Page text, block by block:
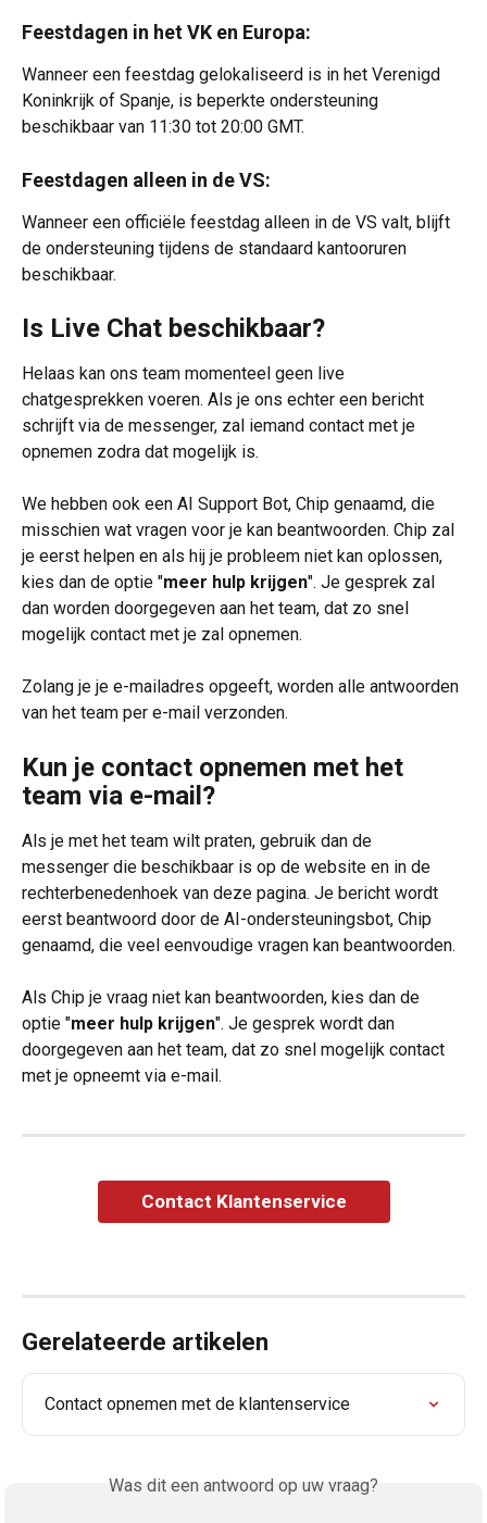
Feestdagen in het VK en Europa:
Wanneer een feestdag gelokaliseerd is in het Verenigd
Koninkrijk of Spanje, is beperkte ondersteuning
beschikbaar van 11:30 tot 20:00 GMT.
Feestdagen alleen in de VS:
Wanneer een officiële feestdag alleen in de VS valt, blijft
de ondersteuning tijdens de standaard kantooruren
beschikbaar.
Is Live Chat beschikbaar?
Helaas kan ons team momenteel geen live
chatgesprekken voeren. Als je ons echter een bericht
schrijft via de messenger, zal iemand contact met je
opnemen zodra dat mogelijk is.
We hebben ook een AI Support Bot, Chip genaamd, die
misschien wat vragen voor je kan beantwoorden. Chip zal
je eerst helpen en als hij je probleem niet kan oplossen,
kies dan de optie "meer hulp krijgen". Je gesprek zal
dan worden doorgegeven aan het team, dat zo snel
mogelijk contact met je zal opnemen.
Zolang je je e-mailadres opgeeft, worden alle antwoorden
van het team per e-mail verzonden.
Kun je contact opnemen met het
team via e-mail?
Als je met het team wilt praten, gebruik dan de
messenger die beschikbaar is op de website en in de
rechterbenedenhoek van deze pagina. Je bericht wordt
eerst beantwoord door de AI-ondersteuningsbot, Chip
genaamd, die veel eenvoudige vragen kan beantwoorden.
Als Chip je vraag niet kan beantwoorden, kies dan de
optie "meer hulp krijgen". Je gesprek wordt dan
doorgegeven aan het team, dat zo snel mogelijk contact
met je opneemt via e-mail.
Contact Klantenservice
Gerelateerde artikelen
Contact opnemen met de klantenservice
Was dit een antwoord op uw vraag?